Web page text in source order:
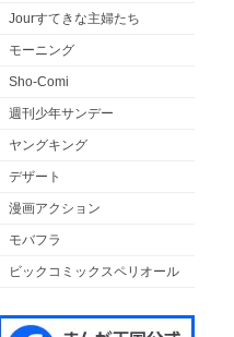
Jourすてきな主婦たち
モーニング
Sho-Comi
週刊少年サンデー
ヤングキング
デザート
漫画アクション
モバフラ
ビックコミックスペリオール